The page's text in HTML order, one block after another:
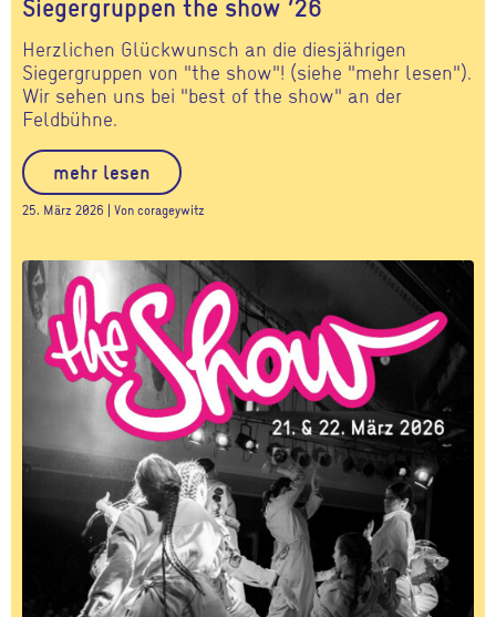
Herzlichen Glückwunsch an die diesjährigen
Siegergruppen von "the show"! (siehe "mehr lesen").
Wir sehen uns bei "best of the show" an der
Feldbühne.
mehr lesen
25. März 2026 | Von corageywitz